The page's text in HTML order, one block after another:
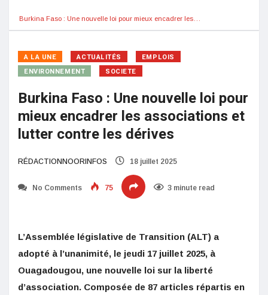
Burkina Faso : Une nouvelle loi pour mieux encadrer les…
A LA UNE ACTUALITÉS
EMPLOIS
ENVIRONNEMENT
SOCIETE
Burkina Faso : Une nouvelle loi pour
mieux encadrer les associations et
lutter contre les dérives
RÉDACTIONNOORINFOS 18 juillet 2025
No Comments 75 3 minute read
L’Assemblée législative de Transition (ALT) a
adopté à l’unanimité, le jeudi 17 juillet 2025, à
Ouagadougou, une nouvelle loi sur la liberté
d’association. Composée de 87 articles répartis en